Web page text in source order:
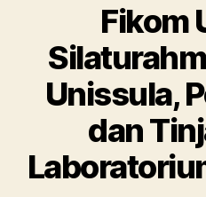
Fikom
Unissula,
dan